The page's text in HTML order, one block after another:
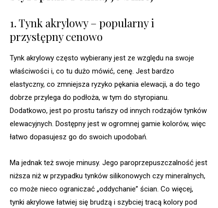
1. Tynk akrylowy – popularny i
przystępny cenowo
Tynk akrylowy często wybierany jest ze względu na swoje
właściwości i, co tu dużo mówić, cenę. Jest bardzo
elastyczny, co zmniejsza ryzyko pękania elewacji, a do tego
dobrze przylega do podłoża, w tym do styropianu.
Dodatkowo, jest po prostu tańszy od innych rodzajów tynków
elewacyjnych. Dostępny jest w ogromnej gamie kolorów, więc
łatwo dopasujesz go do swoich upodobań.
Ma jednak też swoje minusy. Jego paroprzepuszczalność jest
niższa niż w przypadku tynków silikonowych czy mineralnych,
co może nieco ograniczać „oddychanie” ścian. Co więcej,
tynki akrylowe łatwiej się brudzą i szybciej tracą kolory pod